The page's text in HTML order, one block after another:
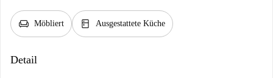
chair Möbliert kitchen Ausgestattete Küche
Detail